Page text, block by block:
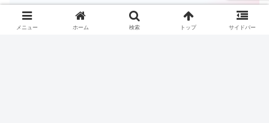
メニュー ホーム 検索 トップ サイドバー